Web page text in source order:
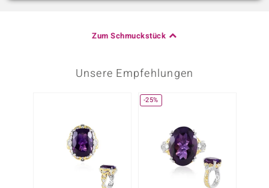
Zum Schmuckstück
Unsere Empfehlungen
-25%